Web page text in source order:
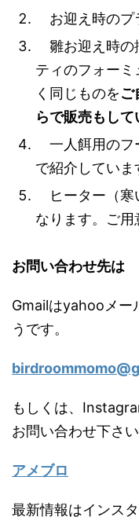
お迎え時のプ
雛お迎え時の
ティのフォー
く同じものをご
らで販売もして
一人餌用のフ
で紹介していま
ヒーター（寒
なります。ご用
お問い合わせ先は
Gmailはyahooメー
うです。
もしくは、
お問い合わせ下さい
アメブロ
最新情報はインス